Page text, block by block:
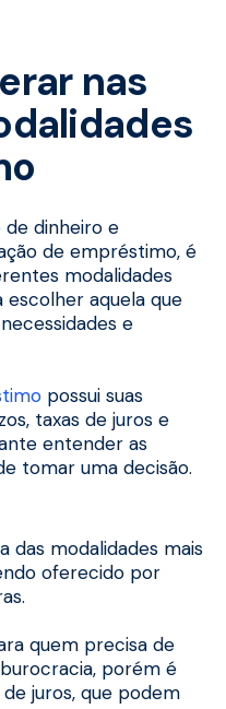
nas
de dinheiro e
de empréstimo, é
modalidades
aquela que
e
possui suas
taxas de juros e
entender as
tomar uma decisão.
das modalidades mais
oferecido por
quem precisa de
porém é
juros, que podem